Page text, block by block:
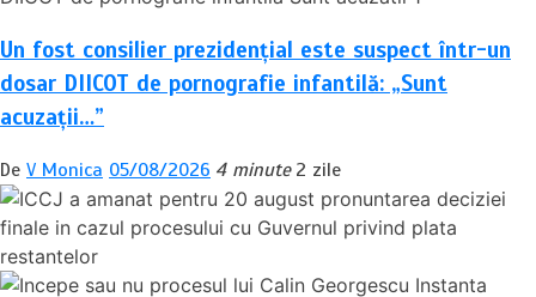
Un fost consilier prezidențial este suspect într-un
dosar DIICOT de pornografie infantilă: „Sunt
acuzații…”
De V Monica 05/08/2026 4 minute 2 zile